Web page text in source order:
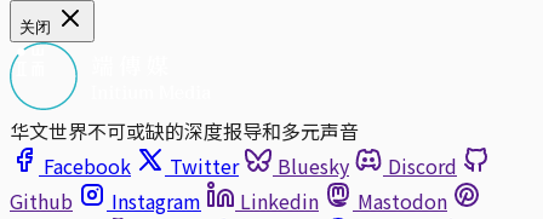
关闭
华文世界不可或缺的深度报导和多元声音
Facebook
Twitter Bluesky
Discord
Github
Instagram Linkedin
Mastodon